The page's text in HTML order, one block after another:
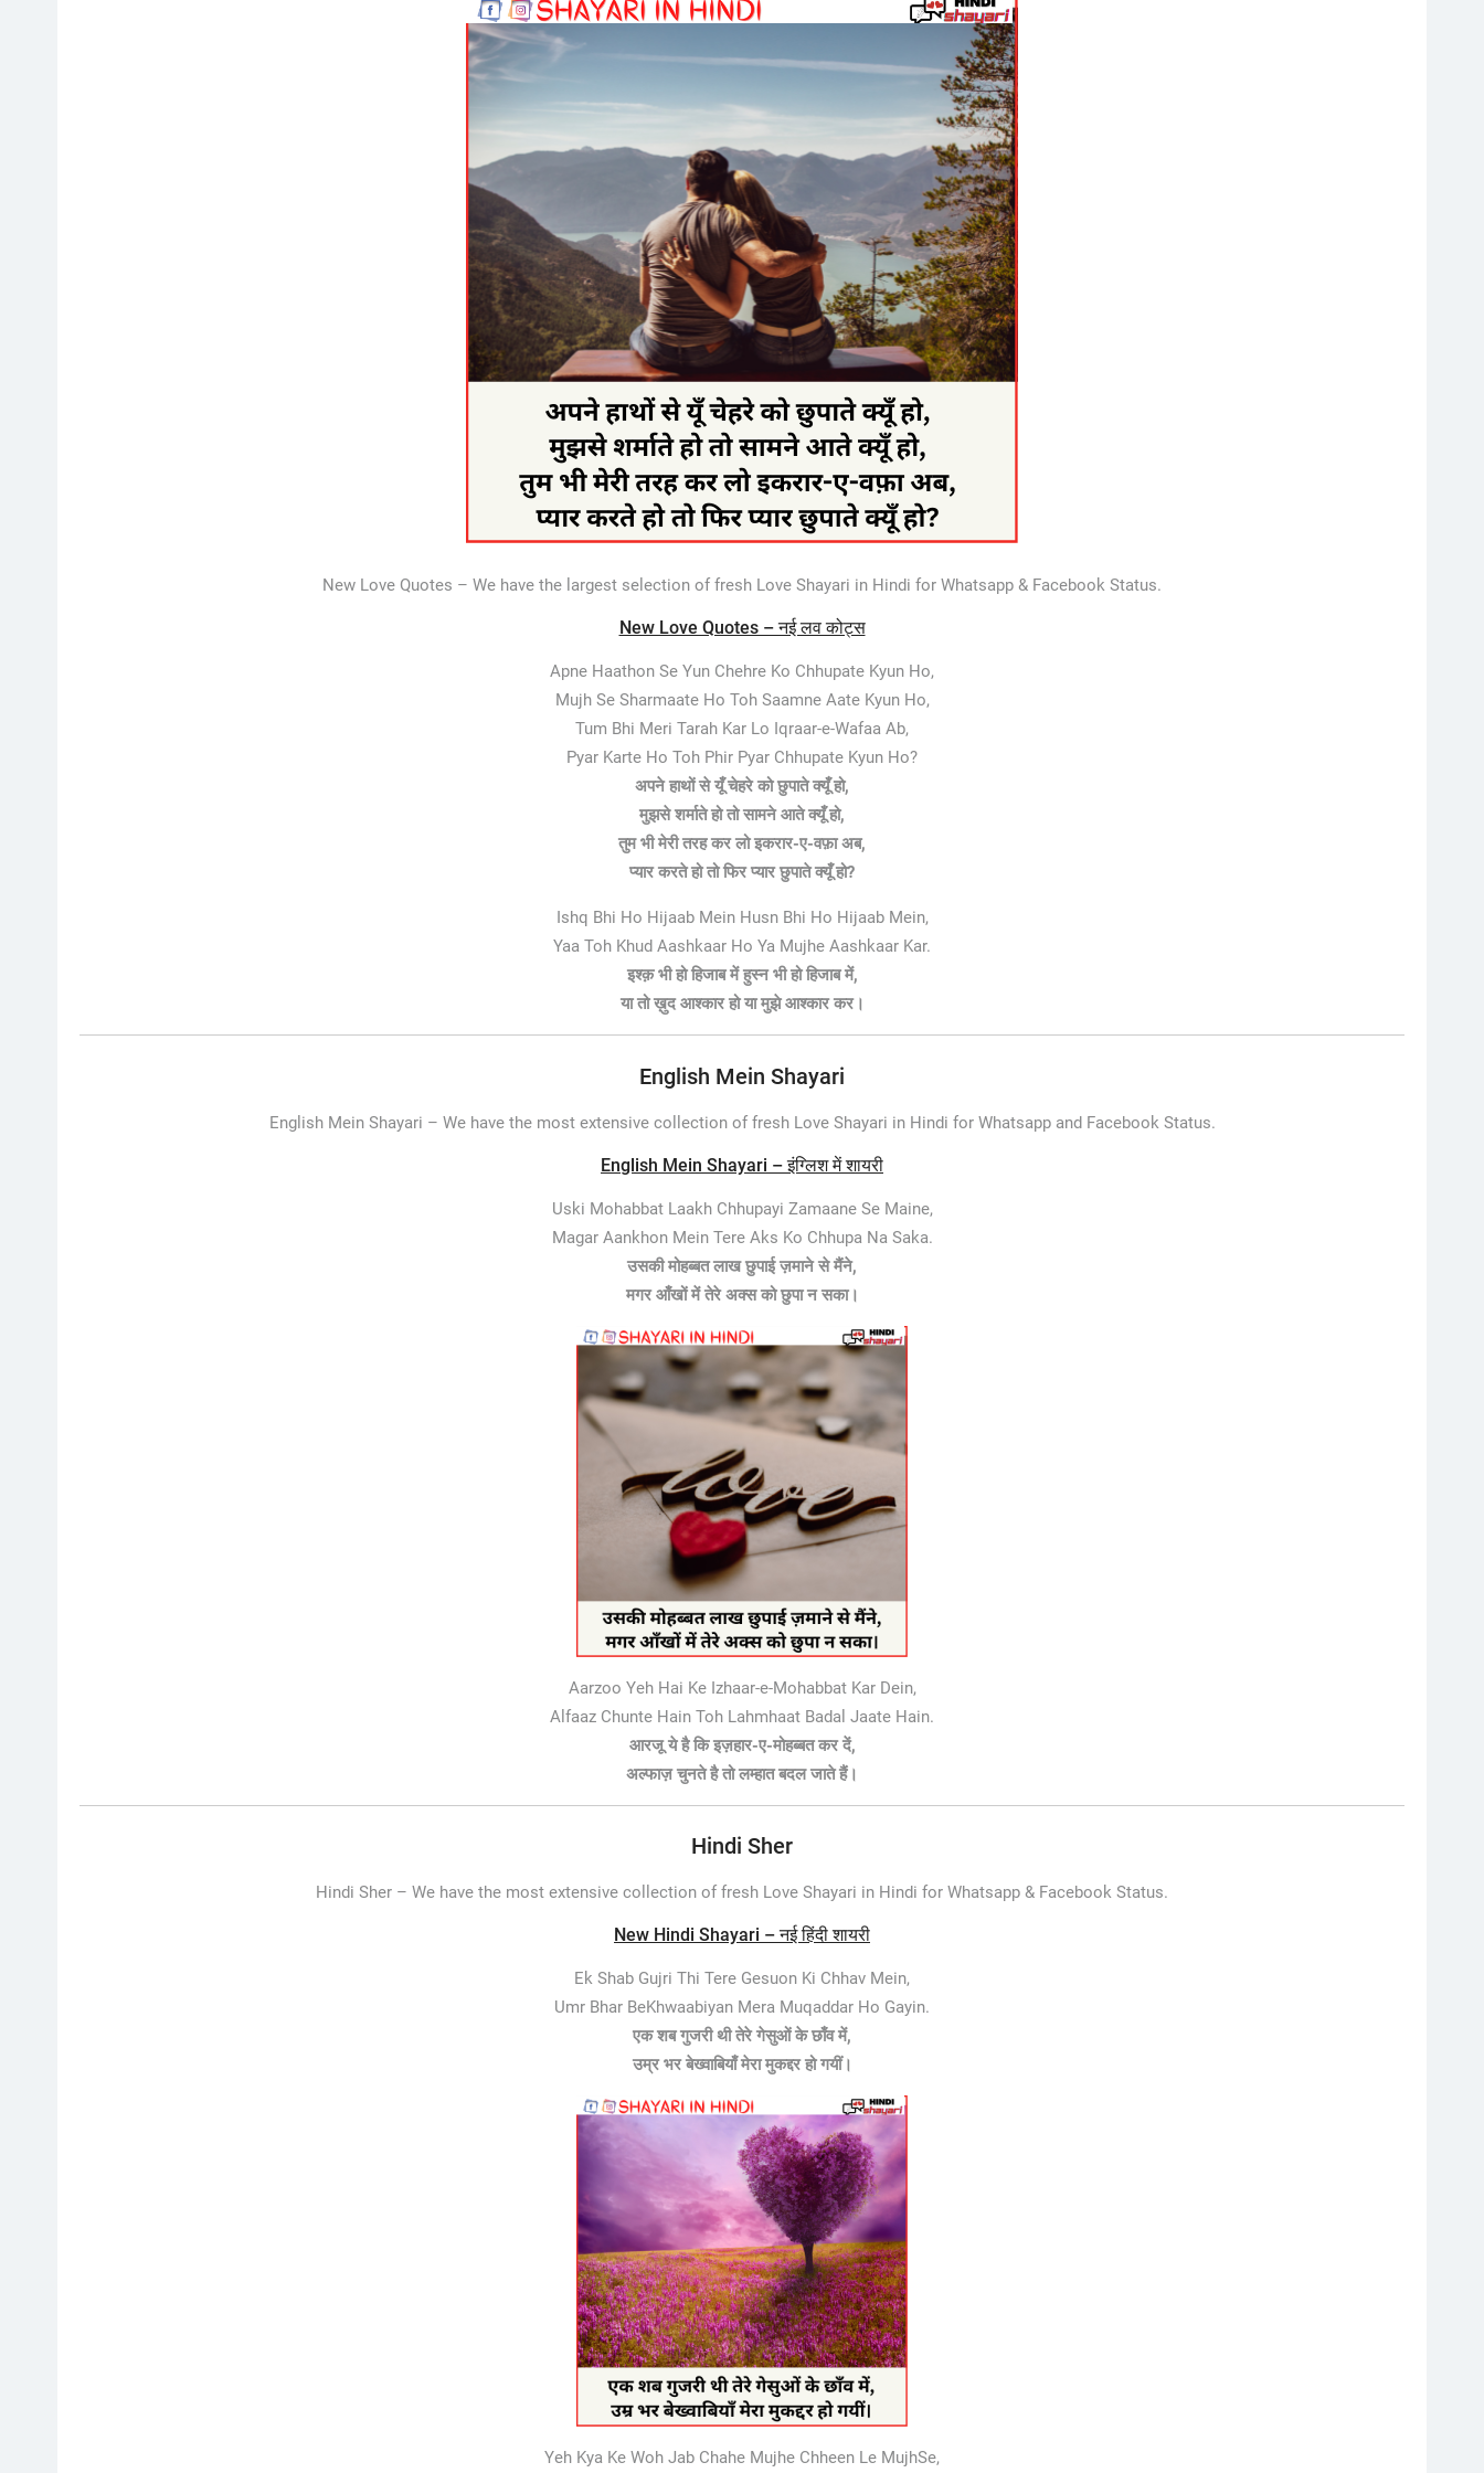
New Love Quotes – We have the largest selection of fresh Love Shayari in Hindi for Whatsapp & Facebook Status.
New Love Quotes – नई लव कोट्स
Apne Haathon Se Yun Chehre Ko Chhupate Kyun Ho,
Mujh Se Sharmaate Ho Toh Saamne Aate Kyun Ho,
Tum Bhi Meri Tarah Kar Lo Iqraar-e-Wafaa Ab,
Pyar Karte Ho Toh Phir Pyar Chhupate Kyun Ho?
अपने हाथों से यूँ चेहरे को छुपाते क्यूँ हो,
मुझसे शर्माते हो तो सामने आते क्यूँ हो,
तुम भी मेरी तरह कर लो इकरार-ए-वफ़ा अब,
प्यार करते हो तो फिर प्यार छुपाते क्यूँ हो?
Ishq Bhi Ho Hijaab Mein Husn Bhi Ho Hijaab Mein,
Yaa Toh Khud Aashkaar Ho Ya Mujhe Aashkaar Kar.
इश्क़ भी हो हिजाब में हुस्न भी हो हिजाब में,
या तो ख़ुद आश्कार हो या मुझे आश्कार कर।
English Mein Shayari
English Mein Shayari – We have the most extensive collection of fresh Love Shayari in Hindi for Whatsapp and Facebook Status.
English Mein Shayari – इंग्लिश में शायरी
Uski Mohabbat Laakh Chhupayi Zamaane Se Maine,
Magar Aankhon Mein Tere Aks Ko Chhupa Na Saka.
उसकी मोहब्बत लाख छुपाई ज़माने से मैंने,
मगर आँखों में तेरे अक्स को छुपा न सका।
Aarzoo Yeh Hai Ke Izhaar-e-Mohabbat Kar Dein,
Alfaaz Chunte Hain Toh Lahmhaat Badal Jaate Hain.
आरजू ये है कि इज़हार-ए-मोहब्बत कर दें,
अल्फाज़ चुनते है तो लम्हात बदल जाते हैं।
Hindi Sher
Hindi Sher – We have the most extensive collection of fresh Love Shayari in Hindi for Whatsapp & Facebook Status.
New Hindi Shayari – नई हिंदी शायरी
Ek Shab Gujri Thi Tere Gesuon Ki Chhav Mein,
Umr Bhar BeKhwaabiyan Mera Muqaddar Ho Gayin.
एक शब गुजरी थी तेरे गेसुओं के छाँव में,
उम्र भर बेख्वाबियाँ मेरा मुकद्दर हो गयीं।
Yeh Kya Ke Woh Jab Chahe Mujhe Chheen Le MujhSe,